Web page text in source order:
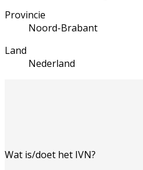
Provincie
Noord-Brabant
Land
Nederland
Wat is/doet het IVN?